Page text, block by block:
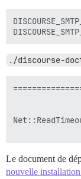
./discourse-
Le document de
nouvelle